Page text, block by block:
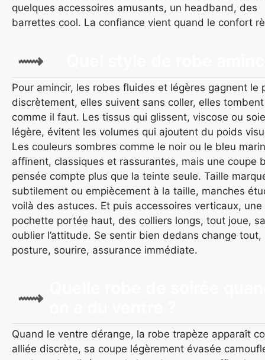
quelques accessoires amusants, un headband, des
barrettes cool. La confiance vient quand le confort
Pour amincir, les robes fluides et légères gagnent le
discrètement, elles suivent sans coller, elles tombent
comme il faut. Les tissus qui glissent, viscose ou soie
légère, évitent les volumes qui ajoutent du poids
Les couleurs sombres comme le noir ou le bleu
affinent, classiques et rassurantes, mais une coupe
pensée compte plus que la teinte seule. Taille
subtilement ou empiècement à la taille, manches
voilà des astuces. Et puis accessoires verticaux, une
pochette portée haut, des colliers longs, tout joue,
oublier l’attitude. Se sentir bien dedans change tout,
posture, sourire, assurance immédiate.
Quand le ventre dérange, la robe trapèze apparaît
alliée discrète, sa coupe légèrement évasée